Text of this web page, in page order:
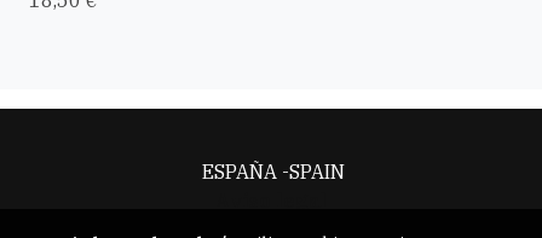
ESPAÑA -SPAIN